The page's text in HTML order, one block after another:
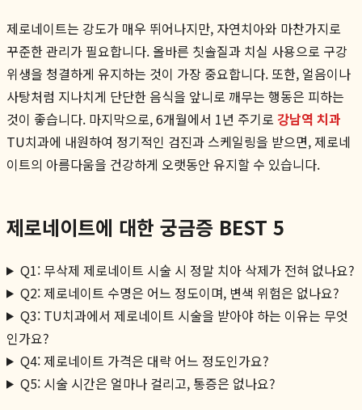
제로네이트는 강도가 매우 뛰어나지만, 자연치아와 마찬가지로
꾸준한 관리가 필요합니다. 올바른 칫솔질과 치실 사용으로 구강
위생을 청결하게 유지하는 것이 가장 중요합니다. 또한, 얼음이나
사탕처럼 지나치게 단단한 음식을 앞니로 깨무는 행동은 피하는
것이 좋습니다. 마지막으로, 6개월에서 1년 주기로 강남역 치과
TU치과에 내원하여 정기적인 검진과 스케일링을 받으면, 제로네
이트의 아름다움을 건강하게 오랫동안 유지할 수 있습니다.
제로네이트에 대한 궁금증 BEST 5
Q1: 무삭제 제로네이트 시술 시 정말 치아 삭제가 전혀 없나요?
Q2: 제로네이트 수명은 어느 정도이며, 변색 위험은 없나요?
Q3: TU치과에서 제로네이트 시술을 받아야 하는 이유는 무엇
인가요?
Q4: 제로네이트 가격은 대략 어느 정도인가요?
Q5: 시술 시간은 얼마나 걸리고, 통증은 없나요?